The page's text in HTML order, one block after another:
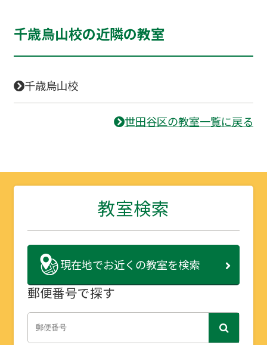
千歳烏山校の近隣の教室
千歳烏山校
世田谷区の教室一覧に戻る
教室検索
現在地でお近くの教室を検索
郵便番号で探す